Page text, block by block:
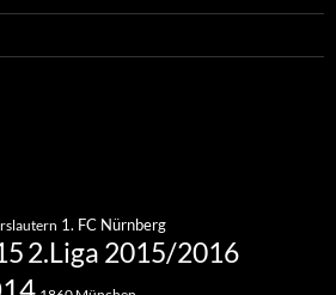
1. FC Nürnberg
2.Liga 2015/2016